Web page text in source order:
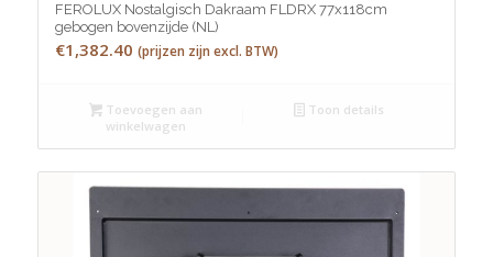
FEROLUX Nostalgisch Dakraam FLDRX 77x118cm
gebogen bovenzijde (NL)
€1,382.40 (prijzen zijn excl. BTW)
Toevoegen aan
winkelwagen
Toon details